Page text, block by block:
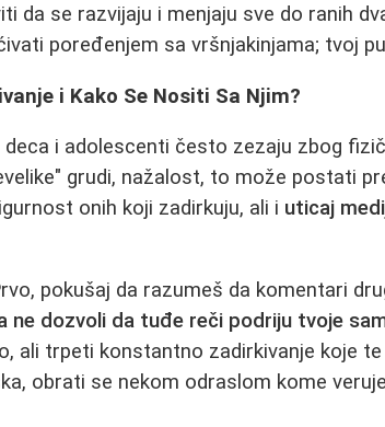
da se razvijaju i menjaju sve do ranih
poređenjem sa vršnjakinjama; tvoj
i Kako Se Nositi Sa Njim?
i adolescenti često zezaju zbog
grudi, nažalost, to može postati
onih koji zadirkuju, ali i uticaj
pokušaj da razumeš da komentari
ne dozvoli da tuđe reči podriju tvoje
ali trpeti konstantno zadirkivanje koje
obrati se nekom odraslom kome